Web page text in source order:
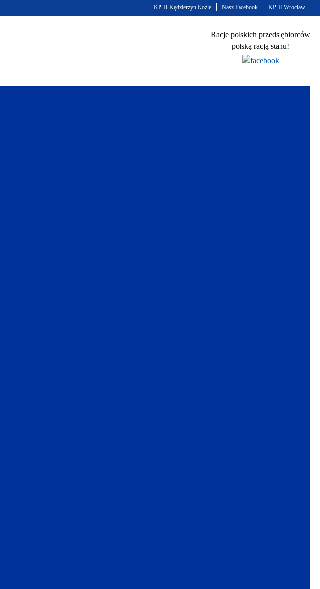
KP-H Kędzierzyn Kożle Nasz Facebook KP-H Wrocław
Racje polskich przedsiębiorców
polską racją stanu!